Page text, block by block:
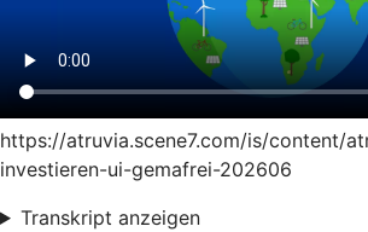
https://atruvia.scene7.com/is/content/
investieren-ui-gemafrei-202606
Transkript anzeigen